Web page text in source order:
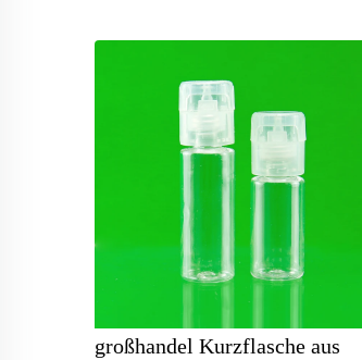
großhandel Kurzflasche aus